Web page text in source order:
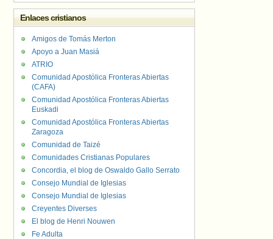
Enlaces cristianos
Amigos de Tomás Merton
Apoyo a Juan Masiá
ATRIO
Comunidad Apostólica Fronteras Abiertas
(CAFA)
Comunidad Apostólica Fronteras Abiertas
Euskadi
Comunidad Apostólica Fronteras Abiertas
Zaragoza
Comunidad de Taizé
Comunidades Cristianas Populares
Concordia, el blog de Oswaldo Gallo Serrato
Consejo Mundial de Iglesias
Consejo Mundial de Iglesias
Creyentes Diverses
El blog de Henri Nouwen
Fe Adulta